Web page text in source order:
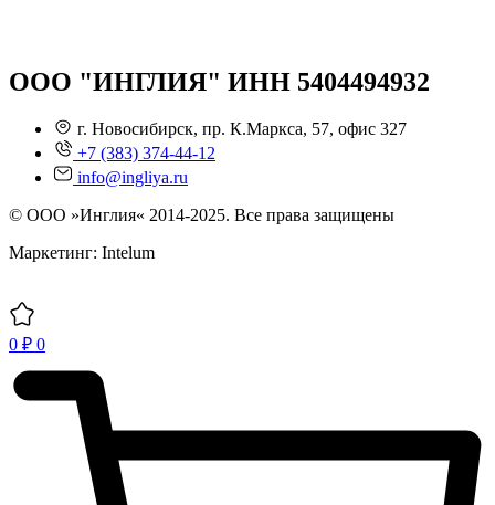
ООО "ИНГЛИЯ" ИНН 5404494932
г. Новосибирск, пр. К.Маркса, 57, офис 327
+7 (383) 374-44-12
info@ingliya.ru
© ООО »Инглия« 2014-2025. Все права защищены
Маркетинг: Intelum
0 ₽ 0